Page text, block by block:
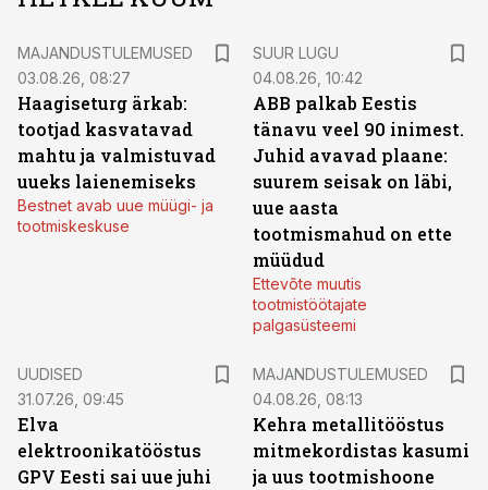
MAJANDUSTULEMUSED
03.08.26, 08:27
Haagiseturg ärkab:
tootjad kasvatavad
mahtu ja valmistuvad
uueks laienemiseks
Bestnet avab uue müügi- ja
tootmiskeskuse
SUUR LUGU
04.08.26, 10:42
ABB palkab Eestis
tänavu veel 90 inimest.
Juhid avavad plaane:
suurem seisak on läbi,
uue aasta
tootmismahud on ette
müüdud
Ettevõte muutis
tootmistöötajate
palgasüsteemi
UUDISED
31.07.26, 09:45
Elva
elektroonikatööstus
GPV Eesti sai uue juhi
MAJANDUSTULEMUSED
04.08.26, 08:13
Kehra metallitööstus
mitmekordistas kasumi
ja uus tootmishoone